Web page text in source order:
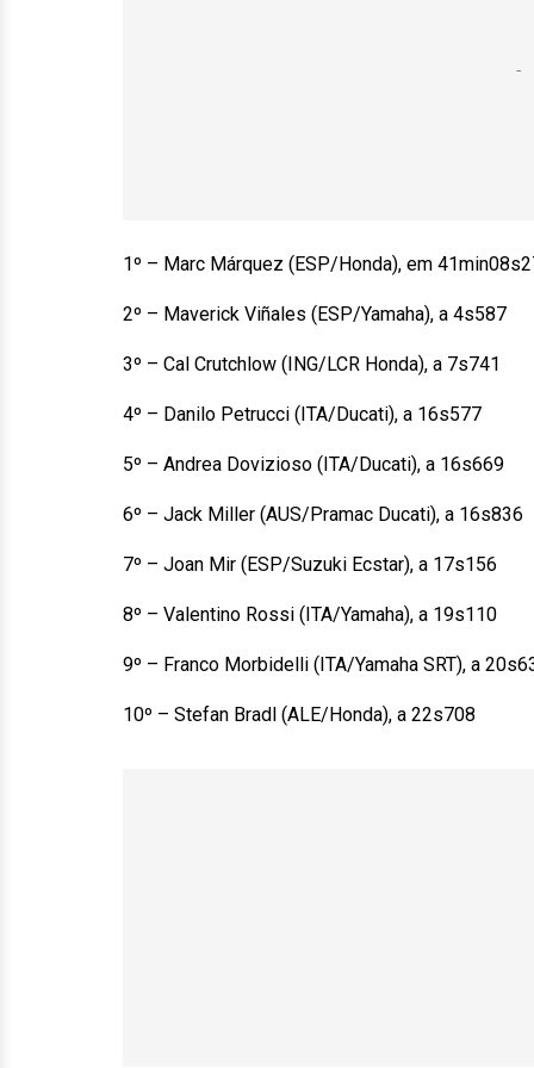
1º – Marc Márquez (ESP/Honda), em
2º – Maverick Viñales (ESP/Yamaha), a 4s587
3º – Cal Crutchlow (ING/LCR Honda), a 7s741
4º – Danilo Petrucci (ITA/Ducati), a 16s577
5º – Andrea Dovizioso (ITA/Ducati), a 16s669
6º – Jack Miller (AUS/Pramac Ducati), a 16s836
7º – Joan Mir (ESP/Suzuki Ecstar), a 17s156
8º – Valentino Rossi (ITA/Yamaha), a 19s110
9º – Franco Morbidelli (ITA/Yamaha SRT), a
10º – Stefan Bradl (ALE/Honda), a 22s708